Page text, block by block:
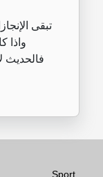
تبقى
واذا
فالحديث
Sport